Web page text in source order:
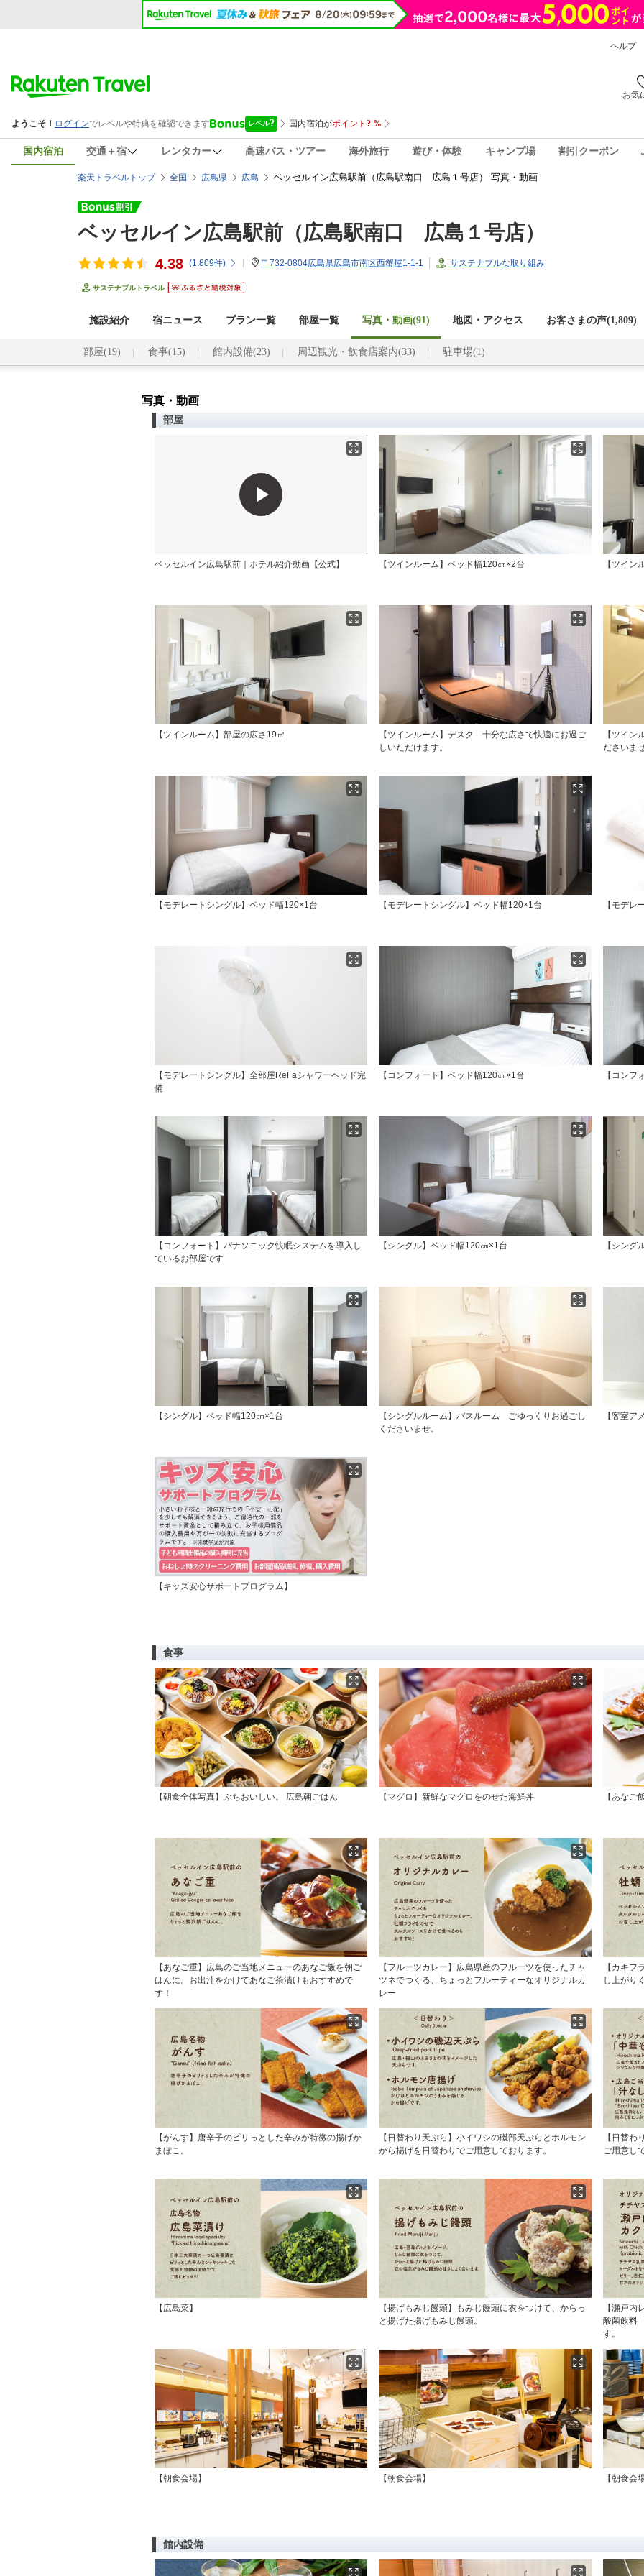
ヘルプ
お気
国内宿泊 交通＋宿 レンタカー 高速バス・ツアー 海外旅行 遊び・体験 キャンプ場 割引クーポン
楽天トラベルトップ 全国 広島県 広島 ベッセルイン広島駅前（広島駅南口 広島１号店） 写真・動画
ベッセルイン広島駅前（広島駅南口 広島１号店）
4.38 (1,809件) 〒732-0804広島県広島市南区西蟹屋1-1-1 サステナブルな取り組み
サステナブルトラベル
施設紹介 宿ニュース プラン一覧 部屋一覧 写真・動画(91) 地図・アクセス お客さまの声(1,809)
部屋(19) 食事(15) 館内設備(23) 周辺観光・飲食店案内(33) 駐車場(1)
写真・動画
部屋
ベッセルイン広島駅前｜ホテル紹介動画【公式】 【ツインルーム】ベッド幅120㎝×2台 【ツイン
【ツインルーム】部屋の広さ19㎡
【ツインルーム】デスク 十分な広さで快適にお過ご
しいただけます。
【ツイ
ださいま
【モデレートシングル】ベッド幅120×1台 【モデレートシングル】ベッド幅120×1台 【モデレ
【モデレートシングル】全部屋ReFaシャワーヘッド完
備
【コンフォート】ベッド幅120㎝×1台 【コンフ
【コンフォート】パナソニック快眠システムを導入し
ているお部屋です
【シングル】ベッド幅120㎝×1台 【シング
【シングル】ベッド幅120㎝×1台
【シングルルーム】バスルーム ごゆっくりお過ごし
くださいませ。
【客室ア
【キッズ安心サポートプログラム】
食事
【朝食全体写真】ぶちおいしい。 広島朝ごはん 【マグロ】新鮮なマグロをのせた海鮮丼 【あなご
【あなご重】広島のご当地メニューのあなご飯を朝ご
はんに。お出汁をかけてあなご茶漬けもおすすめで
す！
【フルーツカレー】広島県産のフルーツを使ったチャ
ツネでつくる、ちょっとフルーティーなオリジナルカ
レー
【カキフ
し上がり
【がんす】唐辛子のピリっとした辛みが特徴の揚げか
まぼこ。
【日替わり天ぷら】小イワシの磯部天ぷらとホルモン
から揚げを日替わりでご用意しております。
【日替わ
ご用意し
【広島菜】
【揚げもみじ饅頭】もみじ饅頭に衣をつけて、からっ
と揚げた揚げもみじ饅頭。
【瀬戸内
酸菌飲料
す。
【朝食会場】 【朝食会場】 【朝食会
館内設備